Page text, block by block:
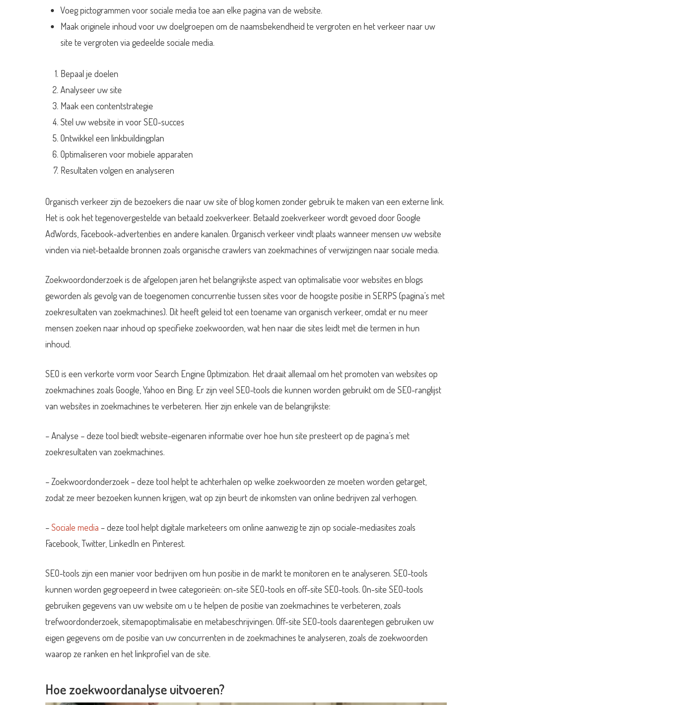
Voeg pictogrammen voor sociale media toe aan elke pagina van de website.
Maak originele inhoud voor uw doelgroepen om de naamsbekendheid te vergroten en het verkeer naar uw
site te vergroten via gedeelde sociale media.
Bepaal je doelen
Analyseer uw site
Maak een contentstrategie
Stel uw website in voor SEO-succes
Ontwikkel een linkbuildingplan
Optimaliseren voor mobiele apparaten
Resultaten volgen en analyseren
Organisch verkeer zijn de bezoekers die naar uw site of blog komen zonder gebruik te maken van een externe link.
Het is ook het tegenovergestelde van betaald zoekverkeer. Betaald zoekverkeer wordt gevoed door Google
AdWords, Facebook-advertenties en andere kanalen. Organisch verkeer vindt plaats wanneer mensen uw website
vinden via niet-betaalde bronnen zoals organische crawlers van zoekmachines of verwijzingen naar sociale media.
Zoekwoordonderzoek is de afgelopen jaren het belangrijkste aspect van optimalisatie voor websites en blogs
geworden als gevolg van de toegenomen concurrentie tussen sites voor de hoogste positie in SERPS (pagina’s met
zoekresultaten van zoekmachines). Dit heeft geleid tot een toename van organisch verkeer, omdat er nu meer
mensen zoeken naar inhoud op specifieke zoekwoorden, wat hen naar die sites leidt met die termen in hun
inhoud.
SEO is een verkorte vorm voor Search Engine Optimization. Het draait allemaal om het promoten van websites op
zoekmachines zoals Google, Yahoo en Bing. Er zijn veel SEO-tools die kunnen worden gebruikt om de SEO-ranglijst
van websites in zoekmachines te verbeteren. Hier zijn enkele van de belangrijkste:
– Analyse – deze tool biedt website-eigenaren informatie over hoe hun site presteert op de pagina’s met
zoekresultaten van zoekmachines.
– Zoekwoordonderzoek – deze tool helpt te achterhalen op welke zoekwoorden ze moeten worden getarget,
zodat ze meer bezoeken kunnen krijgen, wat op zijn beurt de inkomsten van online bedrijven zal verhogen.
–Sociale media – deze tool helpt digitale marketeers om online aanwezig te zijn op sociale-mediasites zoals
Facebook, Twitter, LinkedIn en Pinterest.
SEO-tools zijn een manier voor bedrijven om hun positie in de markt te monitoren en te analyseren. SEO-tools
kunnen worden gegroepeerd in twee categorieën: on-site SEO-tools en off-site SEO-tools. On-site SEO-tools
gebruiken gegevens van uw website om u te helpen de positie van zoekmachines te verbeteren, zoals
trefwoordonderzoek, sitemapoptimalisatie en metabeschrijvingen. Off-site SEO-tools daarentegen gebruiken uw
eigen gegevens om de positie van uw concurrenten in de zoekmachines te analyseren, zoals de zoekwoorden
waarop ze ranken en het linkprofiel van de site.
Hoe zoekwoordanalyse uitvoeren?